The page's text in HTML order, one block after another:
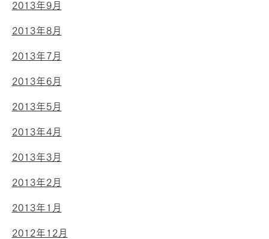
2013年9月
2013年8月
2013年7月
2013年6月
2013年5月
2013年4月
2013年3月
2013年2月
2013年1月
2012年12月